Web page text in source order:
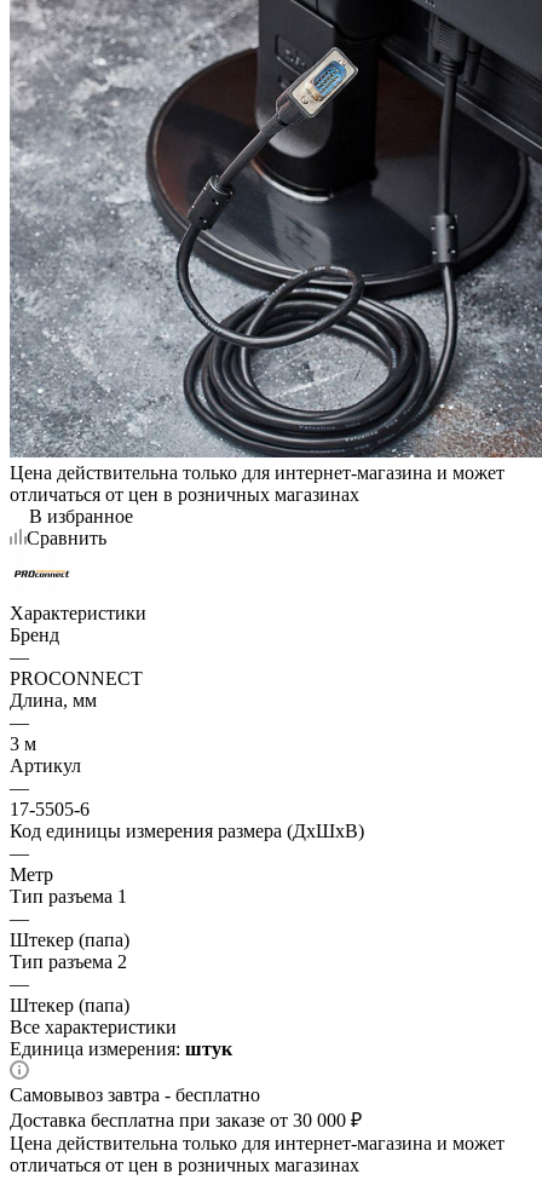
Цена действительна только для интернет-магазина и может
отличаться от цен в розничных магазинах
В избранное
Сравнить
Характеристики
Бренд
—
PROCONNECT
Длина, мм
—
3 м
Артикул
—
17-5505-6
Код единицы измерения размера (ДхШхВ)
—
Метр
Тип разъема 1
—
Штекер (папа)
Тип разъема 2
—
Штекер (папа)
Все характеристики
Единица измерения: штук
Самовывоз завтра - бесплатно
Доставка бесплатна при заказе от 30 000 ₽
Цена действительна только для интернет-магазина и может
отличаться от цен в розничных магазинах